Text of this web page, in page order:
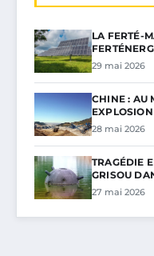
LA FERTÉ-
29 mai 2026
CHINE : AU
28 mai 2026
TRAGÉDIE
GRISOU
27 mai 2026